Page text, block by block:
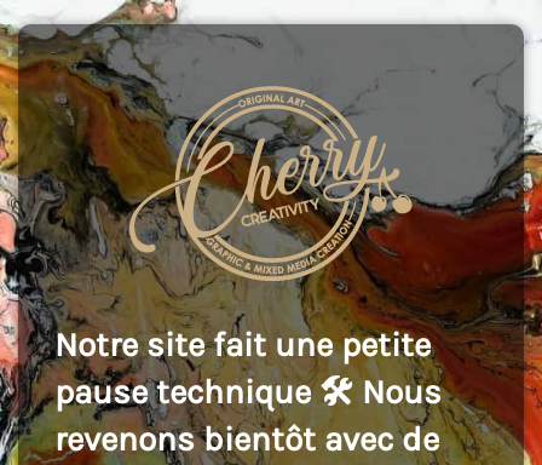
Notre site fait une petite
pause technique 🛠️ Nous
revenons bientôt avec de